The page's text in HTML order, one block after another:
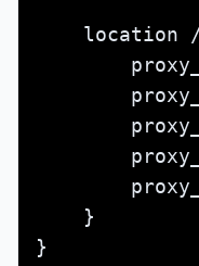
location
    }
}